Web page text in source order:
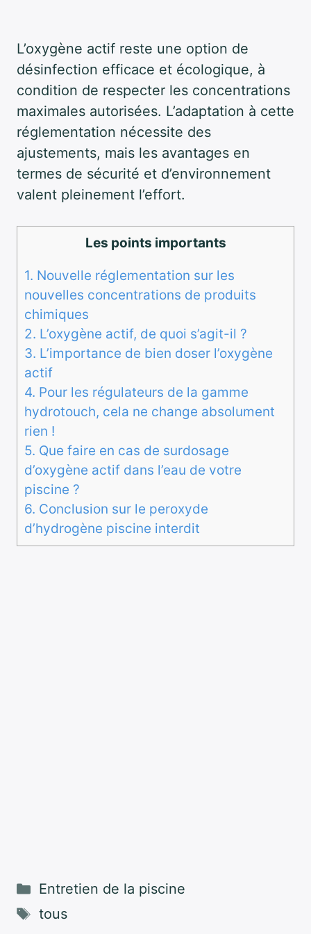
L’oxygène actif reste une option de
désinfection efficace et écologique, à
condition de respecter les concentrations
maximales autorisées. L’adaptation à cette
réglementation nécessite des
ajustements, mais les avantages en
termes de sécurité et d’environnement
valent pleinement l’effort.
Les points importants
1. Nouvelle réglementation sur les
nouvelles concentrations de produits
chimiques
2. L’oxygène actif, de quoi s’agit-il ?
3. L’importance de bien doser l’oxygène
actif
4. Pour les régulateurs de la gamme
hydrotouch, cela ne change absolument
rien !
5. Que faire en cas de surdosage
d’oxygène actif dans l’eau de votre
piscine ?
6. Conclusion sur le peroxyde
d’hydrogène piscine interdit
Catégories
Entretien de la piscine
Étiquettes
tous